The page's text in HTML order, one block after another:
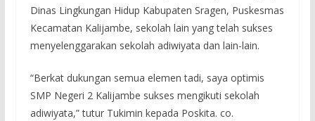
Dinas Lingkungan Hidup Kabupaten Sragen, Puskesmas
Kecamatan Kalijambe, sekolah lain yang telah sukses
menyelenggarakan sekolah adiwiyata dan lain-lain.
“Berkat dukungan semua elemen tadi, saya optimis
SMP Negeri 2 Kalijambe sukses mengikuti sekolah
adiwiyata,” tutur Tukimin kepada Poskita. co.